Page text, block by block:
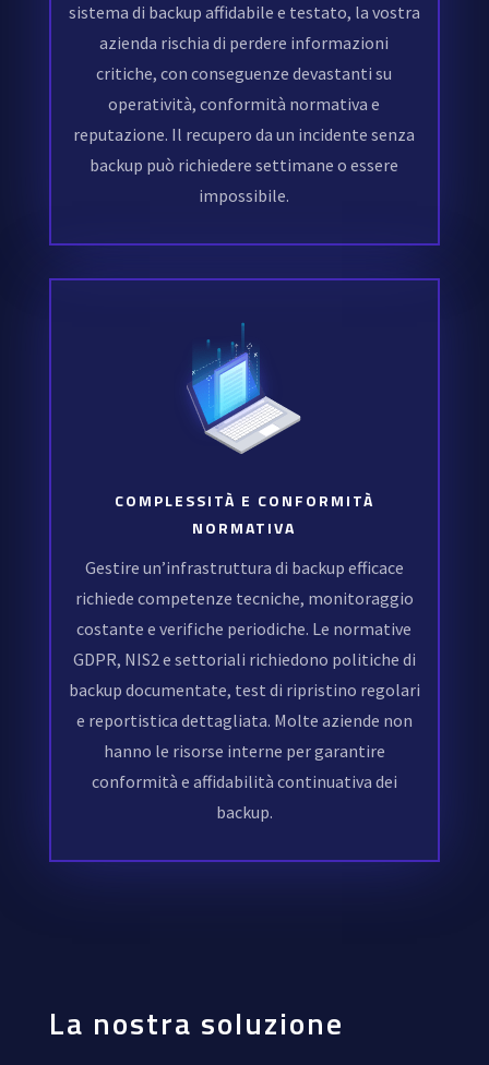
sistema di backup affidabile e testato, la vostra
azienda rischia di perdere informazioni
critiche, con conseguenze devastanti su
operatività, conformità normativa e
reputazione. Il recupero da un incidente senza
backup può richiedere settimane o essere
impossibile.
COMPLESSITÀ E CONFORMITÀ
NORMATIVA
Gestire un’infrastruttura di backup efficace
richiede competenze tecniche, monitoraggio
costante e verifiche periodiche. Le normative
GDPR, NIS2 e settoriali richiedono politiche di
backup documentate, test di ripristino regolari
e reportistica dettagliata. Molte aziende non
hanno le risorse interne per garantire
conformità e affidabilità continuativa dei
backup.
La nostra soluzione